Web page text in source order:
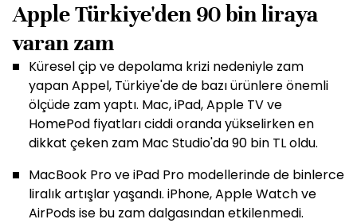
Apple Türkiye'den 90 bin liraya
varan zam
Küresel çip ve depolama krizi nedeniyle zam
yapan Appel, Türkiye'de de bazı ürünlere önemli
ölçüde zam yaptı. Mac, iPad, Apple TV ve
HomePod fiyatları ciddi oranda yükselirken en
dikkat çeken zam Mac Studio'da 90 bin TL oldu.
MacBook Pro ve iPad Pro modellerinde de binlerce
liralık artışlar yaşandı. iPhone, Apple Watch ve
AirPods ise bu zam dalgasından etkilenmedi.